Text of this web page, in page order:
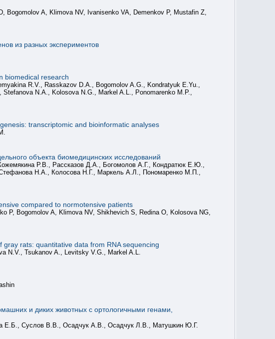
Bogomolov A, Klimova NV, Ivanisenko VA, Demenkov P, Mustafin Z,
из разных экспериментов
biomedical research
R.V., Rasskazov D.A., Bogomolov A.G., Kondratyuk E.Yu.,
N.A., Kolosova N.G., Markel A.L., Ponomarenko M.P.,
transcriptomic and bioinformatic analyses
объекта биомедицинских исследований
Р.В., Рассказов Д.А., Богомолов А.Г., Кондратюк Е.Ю.,
Н.А., Колосова Н.Г., Маркель А.Л., Пономаренко М.П.,
compared to normotensive patients
P, Bogomolov A, Klimova NV, Shikhevich S, Redina O, Kolosova NG,
rats: quantitative data from RNA sequencing
N.V., Tsukanov A., Levitsky V.G., Markel A.L.
и диких животных с ортологичными генами,
Е.Б., Суслов В.В., Осадчук А.В., Осадчук Л.В., Матушкин Ю.Г.